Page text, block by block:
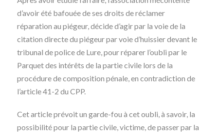
d’avoir été bafouée de ses droits de réclamer
réparation au piégeur, décide d’agir par la voie de la
citation directe du piégeur par voie d’huissier devant le
tribunal de police de Lure, pour réparer l’oubli par le
Parquet des intérêts de la partie civile lors de la
procédure de composition pénale, en contradiction de
l’article 41-2 du CPP.
Cet article prévoit un garde-fou à cet oubli, à savoir, la
possibilité pour la partie civile, victime, de passer par la